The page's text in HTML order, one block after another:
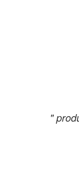
"